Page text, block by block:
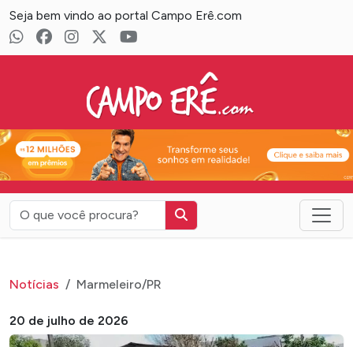
Seja bem vindo ao portal Campo Erê.com
Campo Erê.com
Notícias Marmeleiro/PR
20 de julho de 2026